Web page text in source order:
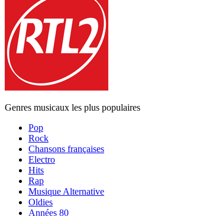
Genres musicaux les plus populaires
Pop
Rock
Chansons françaises
Electro
Hits
Rap
Musique Alternative
Oldies
Années 80